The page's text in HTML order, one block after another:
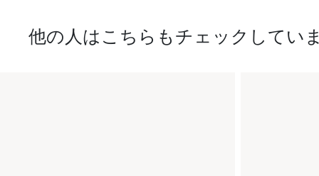
他の人はこちらもチェックしてい